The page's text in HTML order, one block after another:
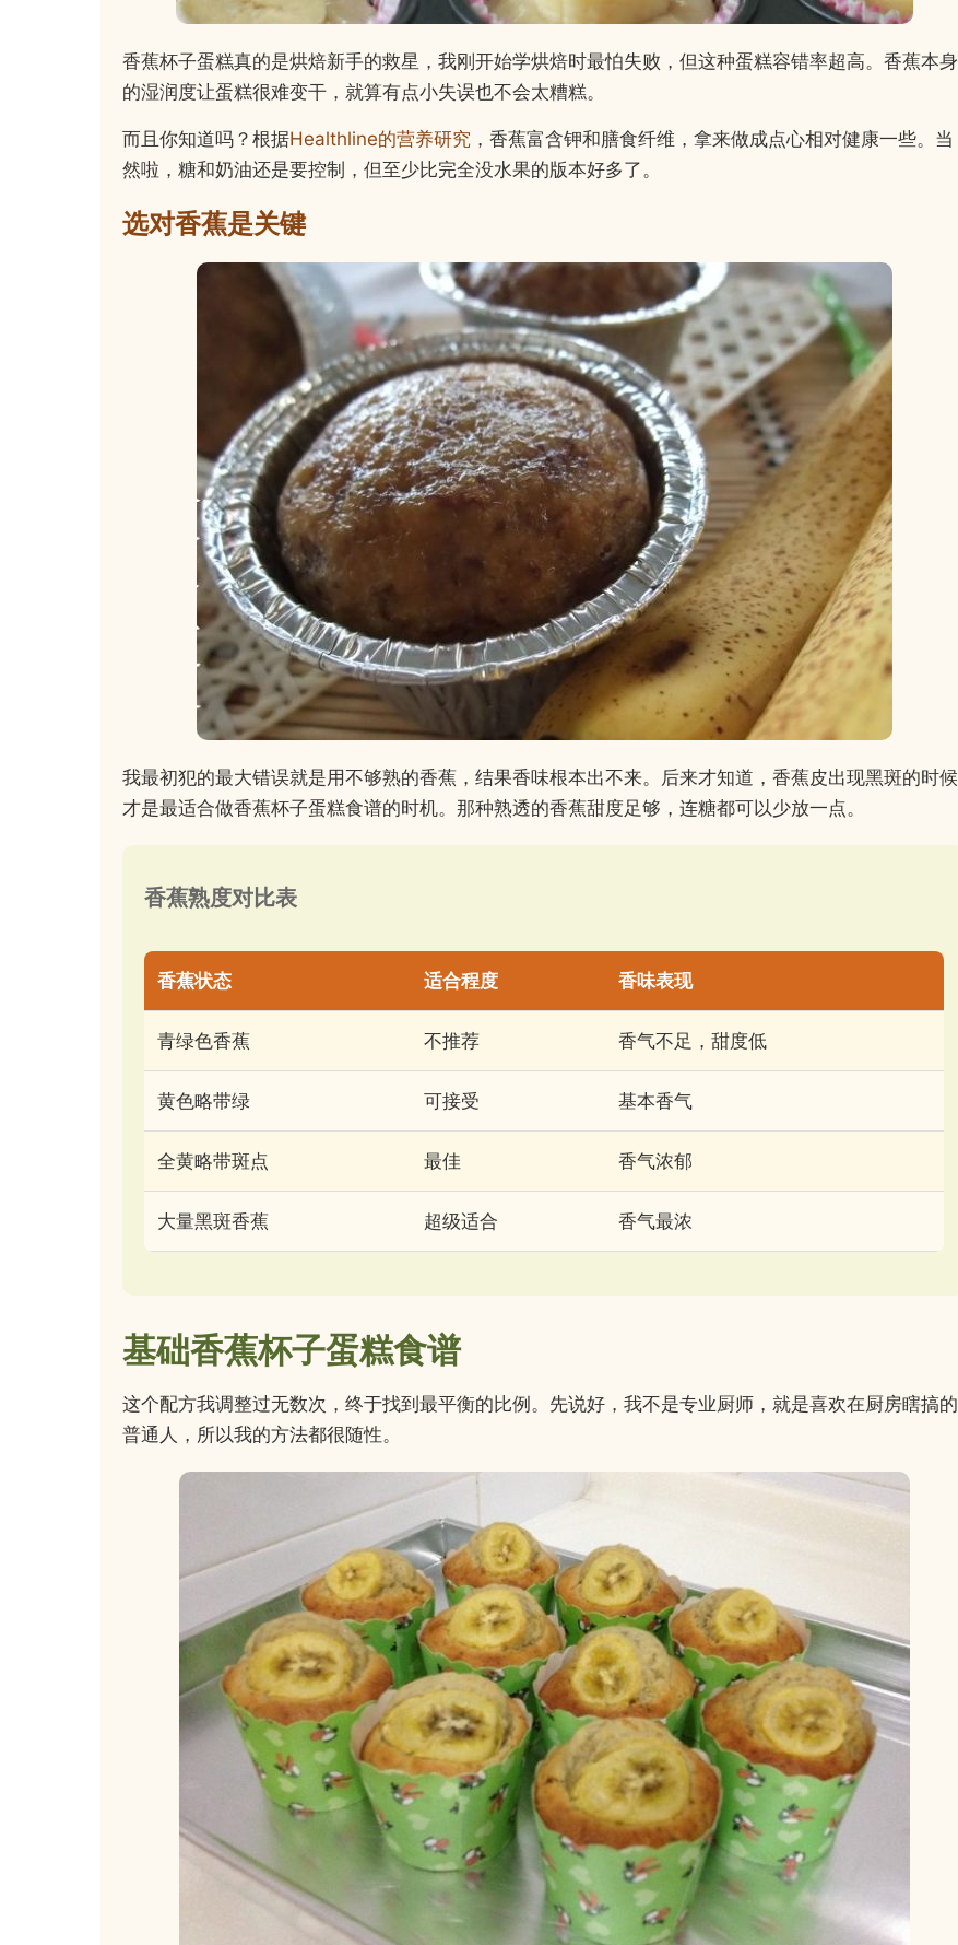
香蕉杯子蛋糕真的是烘焙新手的救星，我刚开始学烘焙时最怕失败，但这种蛋糕容错率超高。香蕉本身
的湿润度让蛋糕很难变干，就算有点小失误也不会太糟糕。
而且你知道吗？根据Healthline的营养研究 ，香蕉富含钾和膳食纤维，拿来做成点心相对健康一些。当
然啦，糖和奶油还是要控制，但至少比完全没水果的版本好多了。
选对香蕉是关键
我最初犯的最大错误就是用不够熟的香蕉，结果香味根本出不来。后来才知道，香蕉皮出现黑斑的时候
才是最适合做香蕉杯子蛋糕食谱的时机。那种熟透的香蕉甜度足够，连糖都可以少放一点。
香蕉熟度对比表
香蕉状态 适合程度 香味表现
青绿色香蕉 不推荐 香气不足，甜度低
黄色略带绿 可接受 基本香气
全黄略带斑点 最佳 香气浓郁
大量黑斑香蕉 超级适合 香气最浓
基础香蕉杯子蛋糕食谱
这个配方我调整过无数次，终于找到最平衡的比例。先说好，我不是专业厨师，就是喜欢在厨房瞎搞的
普通人，所以我的方法都很随性。